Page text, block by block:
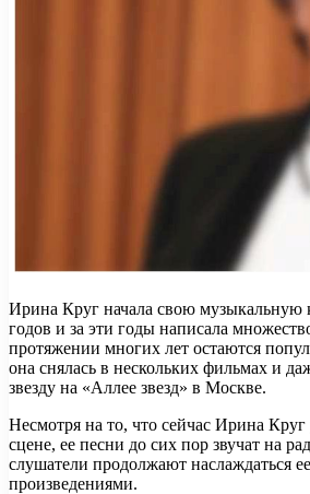
Ирина Круг начала свою музыкальную
годов и за эти годы написала
протяжении многих лет остаются
она снялась в нескольких фильмах и
звезду на «Аллее звезд» в Москве.
Несмотря на то, что сейчас Ирина
сцене, ее песни до сих пор звучат на
слушатели продолжают наслаждаться
произведениями.